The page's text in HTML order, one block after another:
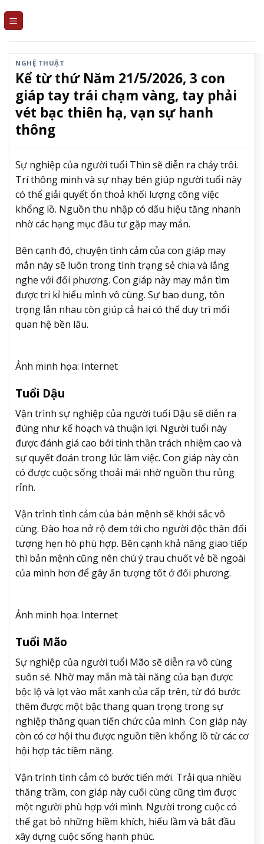
NGHỆ THUẬT
Kể từ thứ Năm 21/5/2026, 3 con
giáp tay trái chạm vàng, tay phải
vét bạc thiên hạ, vạn sự hanh
thông
Sự nghiệp của người tuổi Thìn sẽ diễn ra chảy trôi.
Trí thông minh và sự nhạy bén giúp người tuổi này
có thể giải quyết ổn thoả khối lượng công việc
khổng lồ. Nguồn thu nhập có dấu hiệu tăng nhanh
nhờ các hạng mục đầu tư gặp may mắn.
Bên cạnh đó, chuyện tình cảm của con giáp may
mắn này sẽ luôn trong tình trạng sẻ chia và lắng
nghe với đối phương. Con giáp này may mắn tìm
được tri kỉ hiểu mình vô cùng. Sự bao dung, tôn
trọng lẫn nhau còn giúp cả hai có thể duy trì mối
quan hệ bền lâu.
Ảnh minh họa: Internet
Tuổi Dậu
Vận trình sự nghiệp của người tuổi Dậu sẽ diễn ra
đúng như kế hoạch và thuận lợi. Người tuổi này
được đánh giá cao bởi tinh thần trách nhiệm cao và
sự quyết đoán trong lúc làm việc. Con giáp này còn
có được cuộc sống thoải mái nhờ nguồn thu rủng
rỉnh.
Vận trình tình cảm của bản mệnh sẽ khởi sắc vô
cùng. Đào hoa nở rộ đem tới cho người độc thân đối
tượng hẹn hò phù hợp. Bên cạnh khả năng giao tiếp
thì bản mệnh cũng nên chú ý trau chuốt vẻ bề ngoài
của mình hơn để gây ấn tượng tốt ở đối phương.
Ảnh minh họa: Internet
Tuổi Mão
Sự nghiệp của người tuổi Mão sẽ diễn ra vô cùng
suôn sẻ. Nhờ may mắn mà tài năng của bạn được
bộc lộ và lọt vào mắt xanh của cấp trên, từ đó bước
thêm được một bậc thang quan trọng trong sự
nghiệp thăng quan tiến chức của mình. Con giáp này
còn có cơ hội thu được nguồn tiền khổng lồ từ các cơ
hội hợp tác tiềm năng.
Vận trình tình cảm có bước tiến mới. Trải qua nhiều
thăng trầm, con giáp này cuối cùng cũng tìm được
một người phù hợp với mình. Người trong cuộc có
thể gạt bỏ những hiềm khích, hiểu lầm và bắt đầu
xây dựng cuộc sống hạnh phúc.